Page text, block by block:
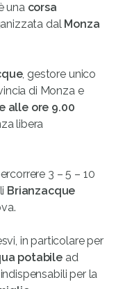
una corsa
dal Monza
, gestore unico
di Monza e
alle ore 9.00
libera
3 – 5 – 10
Brianzacque
in particolare per
potabilead
per la